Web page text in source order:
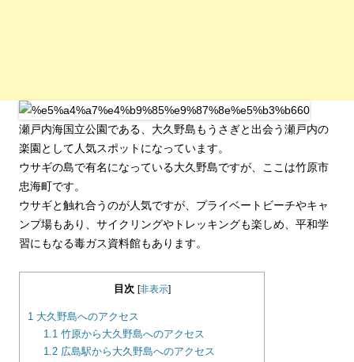
瀬戸内海国立公園である、大久野島もうさぎと出会う瀬戸内の
楽園として人気スポットになっています。
ウサギの島で有名になっている大久野島ですが、ここは竹原市
忠海町です。
ウサギと触れ合うのが人気ですが、プライベートビーチやキャ
ンプ場もあり、サイクリングやトレッキングも楽しめ、平和学
習にもなる毒ガス資料館もあります。
目次 [非表示]
1 大久野島へのアクセス
1.1竹原から大久野島へのアクセス
1.2広島駅から大久野島へのアクセス